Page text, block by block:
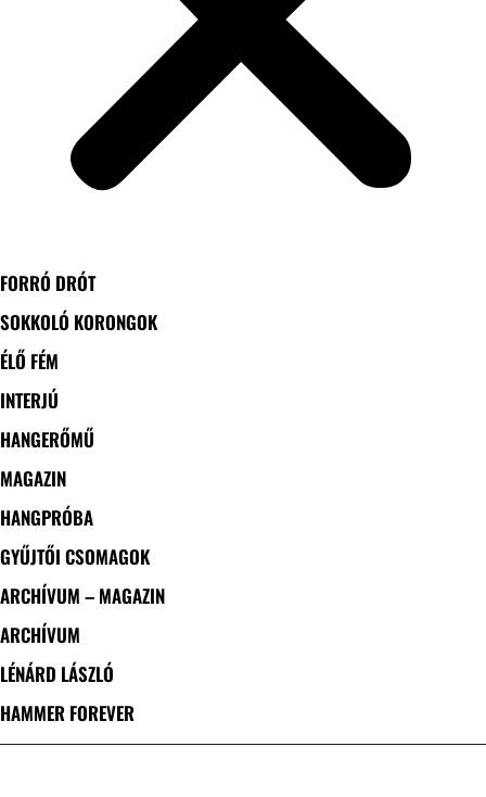
FORRÓ DRÓT
SOKKOLÓ KORONGOK
ÉLŐ FÉM
INTERJÚ
HANGERŐMŰ
MAGAZIN
HANGPRÓBA
GYŰJTŐI CSOMAGOK
ARCHÍVUM – MAGAZIN
ARCHÍVUM
LÉNÁRD LÁSZLÓ
HAMMER FOREVER